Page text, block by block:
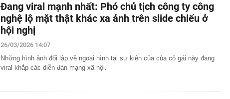
Đang viral mạnh nhất: Phó chủ tịch công ty công
nghệ lộ mặt thật khác xa ảnh trên slide chiếu ở
hội nghị
26/03/2026 14:07
Những hình ảnh đối lập về ngoại hình tại sự kiện của của cô gái này đang
viral khắp các diễn đàn mạng xã hội.